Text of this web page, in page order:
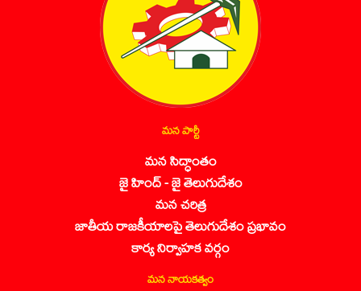
మన పార్టీ
మన సిద్ధాంతం
జై హింద్ - జై తెలుగుదేశం
మన చరిత్ర
జాతీయ రాజకీయాలపై తెలుగుదేశం ప్రభావం
కార్య నిర్వాహక వర్గం
మన నాయకత్వం